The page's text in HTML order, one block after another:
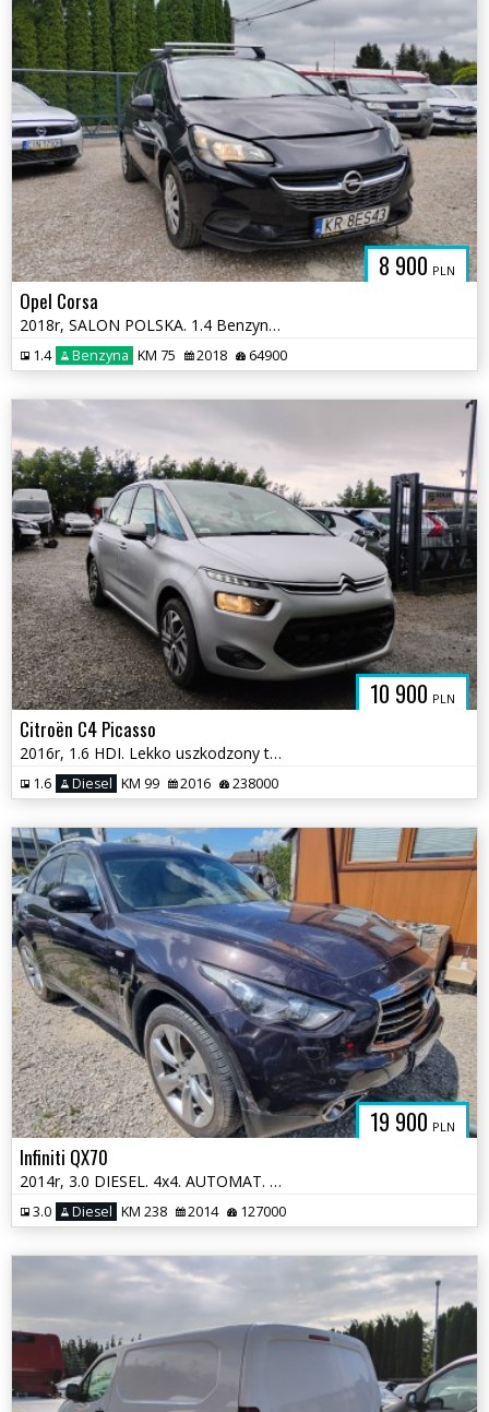
8 900 PLN
Opel Corsa
2018r, SALON POLSKA. 1.4 Benzyna. Uszkodzony lewy bok. Jeździ.
1.4 Benzyna KM 75 2018 64900
10 900 PLN
Citroën C4 Picasso
2016r, 1.6 HDI. Lekko uszkodzony tył i przód. Jeździ.
1.6 Diesel KM 99 2016 238000
19 900 PLN
Infiniti QX70
2014r, 3.0 DIESEL. 4x4. AUTOMAT. Uszkodzony lewy przód.
3.0 Diesel KM 238 2014 127000